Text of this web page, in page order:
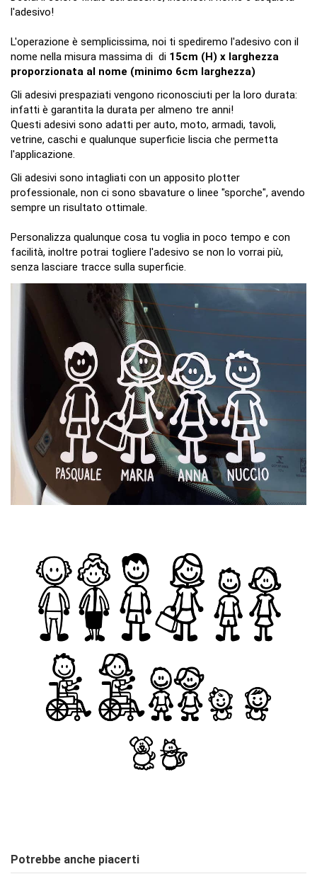
l'adesivo!
L'operazione è semplicissima, noi ti spediremo l'adesivo con il
nome nella misura massima di di 15cm (H) x larghezza
proporzionata al nome (minimo 6cm larghezza)
Gli adesivi prespaziati vengono riconosciuti per la loro durata:
infatti è garantita la durata per almeno tre anni!
Questi adesivi sono adatti per auto, moto, armadi, tavoli,
vetrine, caschi e qualunque superficie liscia che permetta
l'applicazione.
Gli adesivi sono intagliati con un apposito plotter
professionale, non ci sono sbavature o linee "sporche", avendo
sempre un risultato ottimale.
Personalizza qualunque cosa tu voglia in poco tempo e con
facilità, inoltre potrai togliere l'adesivo se non lo vorrai più,
senza lasciare tracce sulla superficie.
Potrebbe anche piacerti